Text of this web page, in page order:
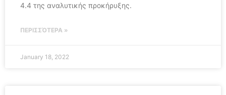
4.4 της αναλυτικής προκήρυξης.
ΠΕΡΙΣΣΌΤΕΡΑ »
January 18, 2022